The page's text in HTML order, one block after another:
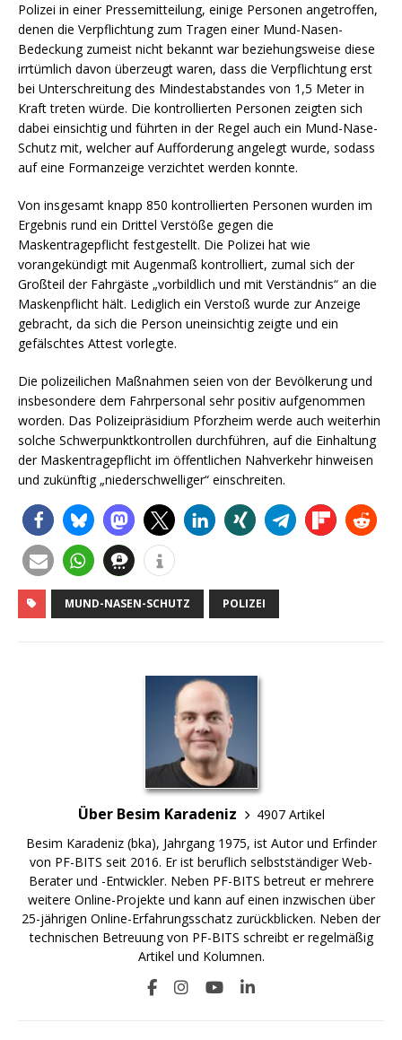
Polizei in einer Pressemitteilung, einige Personen angetroffen,
denen die Verpflichtung zum Tragen einer Mund-Nasen-
Bedeckung zumeist nicht bekannt war beziehungsweise diese
irrtümlich davon überzeugt waren, dass die Verpflichtung erst
bei Unterschreitung des Mindestabstandes von 1,5 Meter in
Kraft treten würde. Die kontrollierten Personen zeigten sich
dabei einsichtig und führten in der Regel auch ein Mund-Nase-
Schutz mit, welcher auf Aufforderung angelegt wurde, sodass
auf eine Formanzeige verzichtet werden konnte.
Von insgesamt knapp 850 kontrollierten Personen wurden im
Ergebnis rund ein Drittel Verstöße gegen die
Maskentragepflicht festgestellt. Die Polizei hat wie
vorangekündigt mit Augenmaß kontrolliert, zumal sich der
Großteil der Fahrgäste „vorbildlich und mit Verständnis“ an die
Maskenpflicht hält. Lediglich ein Verstoß wurde zur Anzeige
gebracht, da sich die Person uneinsichtig zeigte und ein
gefälschtes Attest vorlegte.
Die polizeilichen Maßnahmen seien von der Bevölkerung und
insbesondere dem Fahrpersonal sehr positiv aufgenommen
worden. Das Polizeipräsidium Pforzheim werde auch weiterhin
solche Schwerpunktkontrollen durchführen, auf die Einhaltung
der Maskentragepflicht im öffentlichen Nahverkehr hinweisen
und zukünftig „niederschwelliger“ einschreiten.
MUND-NASEN-SCHUTZ POLIZEI
Über Besim Karadeniz
4907 Artikel
Besim Karadeniz (bka), Jahrgang 1975, ist Autor und Erfinder
von PF-BITS seit 2016. Er ist beruflich selbstständiger Web-
Berater und -Entwickler. Neben PF-BITS betreut er mehrere
weitere Online-Projekte und kann auf einen inzwischen über
25-jährigen Online-Erfahrungsschatz zurückblicken. Neben der
technischen Betreuung von PF-BITS schreibt er regelmäßig
Artikel und Kolumnen.